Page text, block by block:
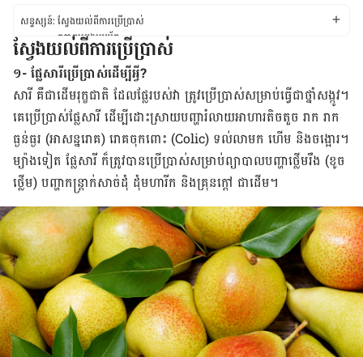
សន្ទស្សន៍:ស្វែង​យល់​ពី​ការ​ប្រើប្រាស់
កត្តា​គួរ​ប្រុង​ប្រយ័ត្ន
ស្វែង​យល់​ពី​ផលរំខាន
ស្វែង​យល់​ពី​អន្តរកម្ម​ថ្នាំ
ស្វែង​យល់​ពី​កម្រិត​ថ្នាំ
ស្វែង​យល់​ពី​ការ​ប្រើប្រាស់
១- ផ្លែ​សារីប្រើប្រាស់​ដើម្បី​អ្វី?
សារី​ គឺ​ជា​ដើម​រុក្ខជាតិ ​ដែល​ផ្លែ​របស់​វា ​ត្រូវ​ប្រើប្រាស់​សម្រាប់​ធ្វើ​ជា​ថ្នាំ​សង្កូវ។
គេ​ប្រើប្រាស់​ផ្លែ​សារី ដើម្បី​​ដោះ​ស្រាយ​បញ្ហា​រំលាយ​អាហារ​តិច​តួច រាក ​រាក​
ធ្ងន់ធ្ងរ (អាសន្ន​រោគ)​ រោគ​ចុក​ពោះ (Colic) ទល់​លាមក ​ហើម​ និង​ចង្អោរ។
ម្យ៉ាង​ទៀត​ ផ្លែ​សារី​ ក៏​ត្រូវ​បាន​ប្រើប្រាស់​សម្រាប់​ព្យាបាល​បញ្ហា​ថ្លើម​រឹង (ខូច​
ថ្លើម)​ បញ្ហា​កន្ត្រាក់​សាច់ដុំ​ ដុំ​​មហារីក​ និង​គ្រុន​ក្ដៅ ជាដើម។